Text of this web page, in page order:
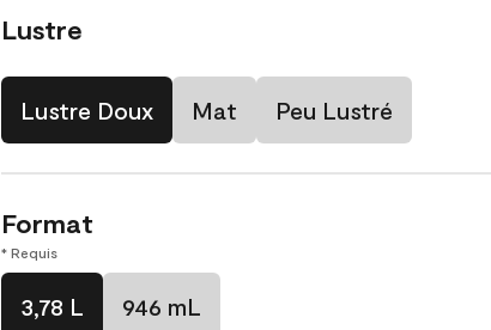
Lustre
Lustre Doux Mat Peu Lustré
Format
* Requis
3,78 L 946 mL